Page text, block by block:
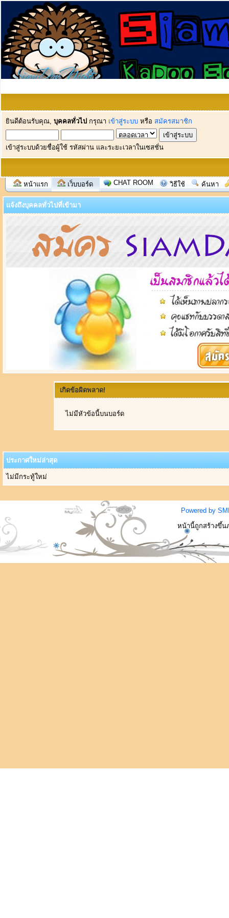
ยินดีต้อนรับคุณ, บุคคลทั่วไป กรุณา เข้าสู่ระบบ หรือ สมัครสมาชิก
เข้าสู่ระบบด้วยชื่อผู้ใช้ รหัสผ่าน และระยะเวลาในเซสชั่น
หน้าแรก เว็บบอร์ด CHAT ROOM วิธีใช้ ค้นหา
แจ้งถึงบุคคลทั่วไปที่เข้ามา
เกิดข้อผิดพลาด!
ไม่มีหัวข้อนี้บนบอร์ด
ประกาศใหม่ล่าสุด
ไม่มีกระทู้ใหม่
Powered by
หน้านี้ถูกสร้างขึ้น